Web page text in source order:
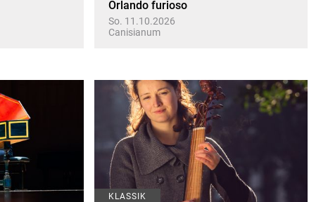
Orlando furioso
So. 11.10.2026
Canisianum
KLASSIK